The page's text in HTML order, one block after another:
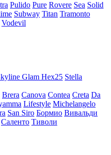
Pulido Pure Rovere Sea Solid
Subway Titan Tramonto
Vodevil
Glam Hex25 Stella
Brera Canova Contea Creta Da
Lifestyle Michelangelo
San Siro Бормио Вивальди
Саленто Тиволи